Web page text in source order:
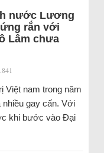
nước Lương
rắn với
Lâm chưa
Việt nam trong năm
gay cấn. Với
khi bước vào Đại